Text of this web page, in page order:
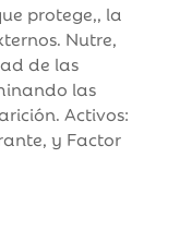
protege,, la
Nutre,
de las
las
Activos:
y Factor